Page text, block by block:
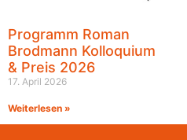
Programm Roman
Brodmann Kolloquium
& Preis 2026
17. April 2026
Weiterlesen »